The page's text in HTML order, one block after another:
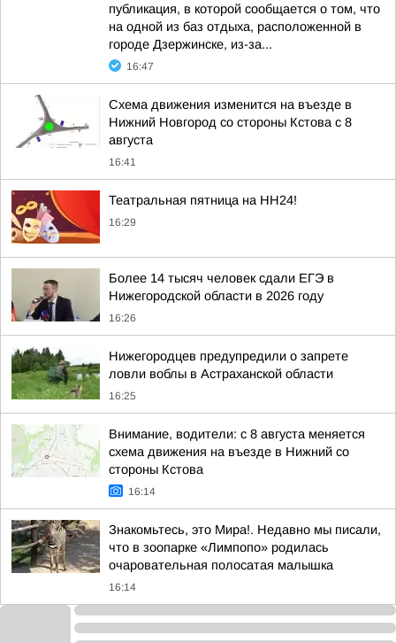
публикация, в которой сообщается о том, что
на одной из баз отдыха, расположенной в
городе Дзержинске, из-за...
16:47
Схема движения изменится на въезде в
Нижний Новгород со стороны Кстова с 8
августа
16:41
Театральная пятница на НН24!
16:29
Более 14 тысяч человек сдали ЕГЭ в
Нижегородской области в 2026 году
16:26
Нижегородцев предупредили о запрете
ловли воблы в Астраханской области
16:25
Внимание, водители: с 8 августа меняется
схема движения на въезде в Нижний со
стороны Кстова
16:14
Знакомьтесь, это Мира!. Недавно мы писали,
что в зоопарке «Лимпопо» родилась
очаровательная полосатая малышка
16:14